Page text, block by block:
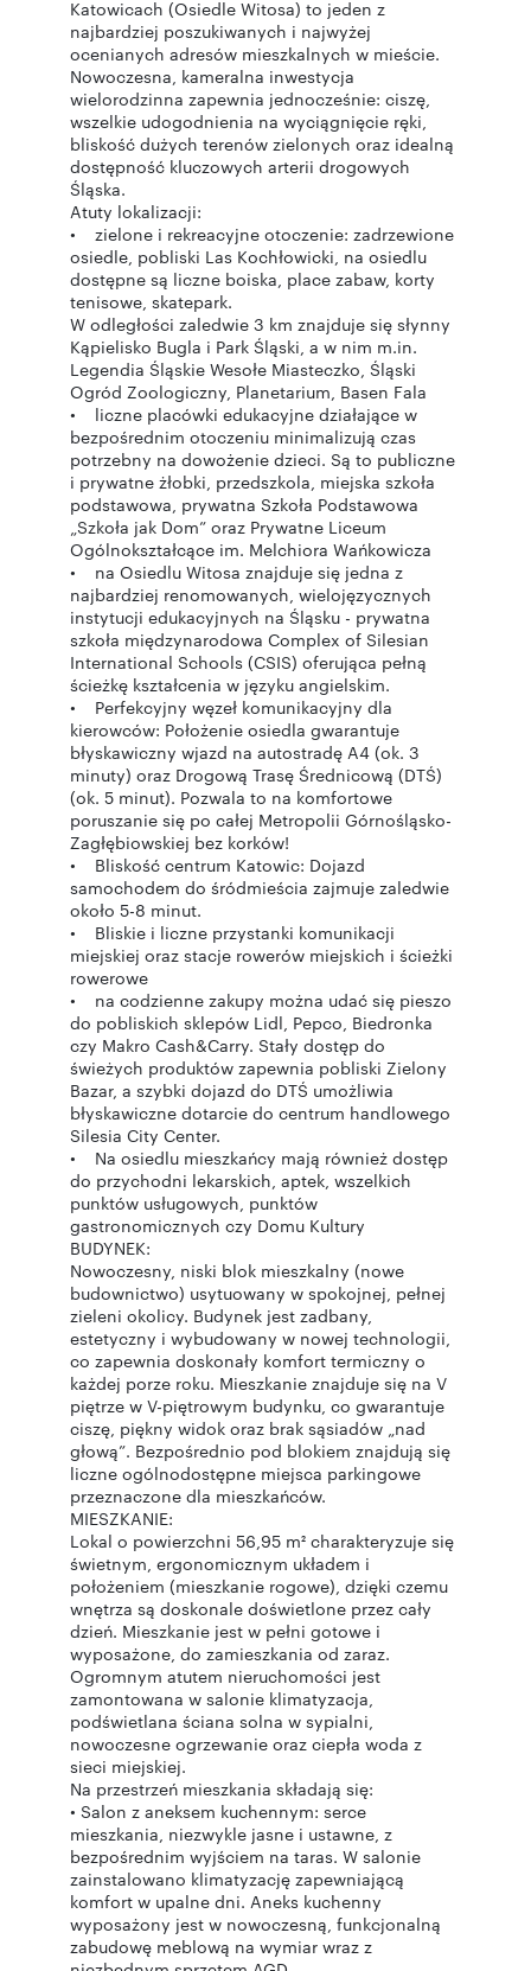
Katowicach (Osiedle Witosa) to jeden z
najbardziej poszukiwanych i najwyżej
ocenianych adresów mieszkalnych w mieście.
Nowoczesna, kameralna inwestycja
wielorodzinna zapewnia jednocześnie: ciszę,
wszelkie udogodnienia na wyciągnięcie ręki,
bliskość dużych terenów zielonych oraz idealną
dostępność kluczowych arterii drogowych
Śląska.
Atuty lokalizacji:
• zielone i rekreacyjne otoczenie: zadrzewione
osiedle, pobliski Las Kochłowicki, na osiedlu
dostępne są liczne boiska, place zabaw, korty
tenisowe, skatepark.
W odległości zaledwie 3 km znajduje się słynny
Kąpielisko Bugla i Park Śląski, a w nim m.in.
Legendia Śląskie Wesołe Miasteczko, Śląski
Ogród Zoologiczny, Planetarium, Basen Fala
• liczne placówki edukacyjne działające w
bezpośrednim otoczeniu minimalizują czas
potrzebny na dowożenie dzieci. Są to publiczne
i prywatne żłobki, przedszkola, miejska szkoła
podstawowa, prywatna Szkoła Podstawowa
„Szkoła jak Dom” oraz Prywatne Liceum
Ogólnokształcące im. Melchiora Wańkowicza
• na Osiedlu Witosa znajduje się jedna z
najbardziej renomowanych, wielojęzycznych
instytucji edukacyjnych na Śląsku - prywatna
szkoła międzynarodowa Complex of Silesian
International Schools (CSIS) oferująca pełną
ścieżkę kształcenia w języku angielskim.
• Perfekcyjny węzeł komunikacyjny dla
kierowców: Położenie osiedla gwarantuje
błyskawiczny wjazd na autostradę A4 (ok. 3
minuty) oraz Drogową Trasę Średnicową (DTŚ)
(ok. 5 minut). Pozwala to na komfortowe
poruszanie się po całej Metropolii Górnośląsko-
Zagłębiowskiej bez korków!
• Bliskość centrum Katowic: Dojazd
samochodem do śródmieścia zajmuje zaledwie
około 5-8 minut.
• Bliskie i liczne przystanki komunikacji
miejskiej oraz stacje rowerów miejskich i ścieżki
rowerowe
• na codzienne zakupy można udać się pieszo
do pobliskich sklepów Lidl, Pepco, Biedronka
czy Makro Cash&Carry. Stały dostęp do
świeżych produktów zapewnia pobliski Zielony
Bazar, a szybki dojazd do DTŚ umożliwia
błyskawiczne dotarcie do centrum handlowego
Silesia City Center.
• Na osiedlu mieszkańcy mają również dostęp
do przychodni lekarskich, aptek, wszelkich
punktów usługowych, punktów
gastronomicznych czy Domu Kultury
BUDYNEK:
Nowoczesny, niski blok mieszkalny (nowe
budownictwo) usytuowany w spokojnej, pełnej
zieleni okolicy. Budynek jest zadbany,
estetyczny i wybudowany w nowej technologii,
co zapewnia doskonały komfort termiczny o
każdej porze roku. Mieszkanie znajduje się na V
piętrze w V-piętrowym budynku, co gwarantuje
ciszę, piękny widok oraz brak sąsiadów „nad
głową”. Bezpośrednio pod blokiem znajdują się
liczne ogólnodostępne miejsca parkingowe
przeznaczone dla mieszkańców.
MIESZKANIE:
Lokal o powierzchni 56,95 m² charakteryzuje się
świetnym, ergonomicznym układem i
położeniem (mieszkanie rogowe), dzięki czemu
wnętrza są doskonale doświetlone przez cały
dzień. Mieszkanie jest w pełni gotowe i
wyposażone, do zamieszkania od zaraz.
Ogromnym atutem nieruchomości jest
zamontowana w salonie klimatyzacja,
podświetlana ściana solna w sypialni,
nowoczesne ogrzewanie oraz ciepła woda z
sieci miejskiej.
Na przestrzeń mieszkania składają się:
• Salon z aneksem kuchennym: serce
mieszkania, niezwykle jasne i ustawne, z
bezpośrednim wyjściem na taras. W salonie
zainstalowano klimatyzację zapewniającą
komfort w upalne dni. Aneks kuchenny
wyposażony jest w nowoczesną, funkcjonalną
zabudowę meblową na wymiar wraz z